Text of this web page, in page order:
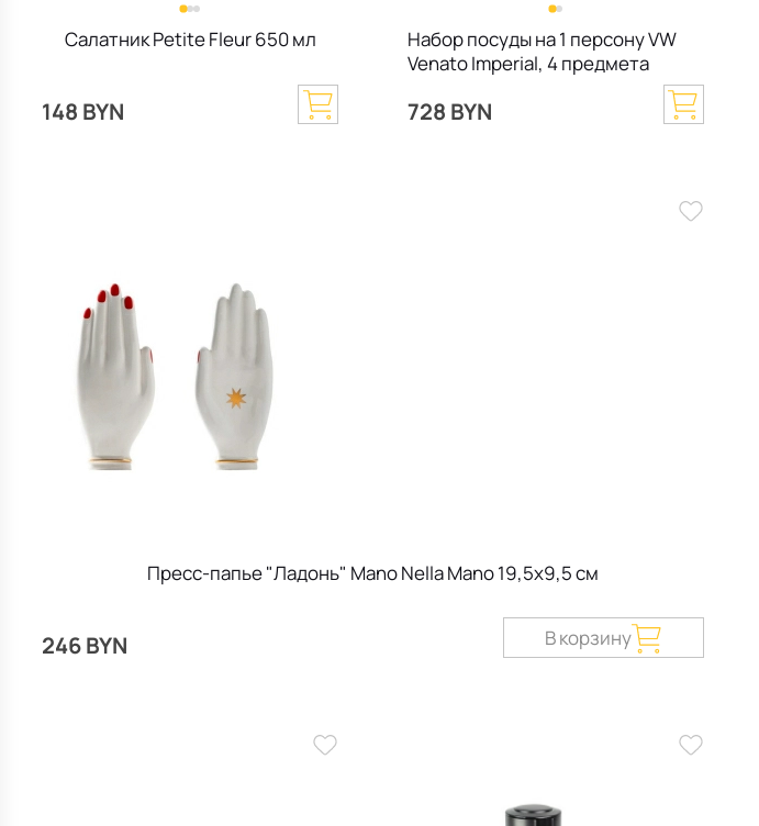
Салатник Petite Fleur 650 мл
148 BYN
Набор посуды на 1 персону VW
Venato Imperial, 4 предмета
728 BYN
Пресс-папье "Ладонь" Mano Nella Mano 19,5х9,5 см
246 BYN В корзину